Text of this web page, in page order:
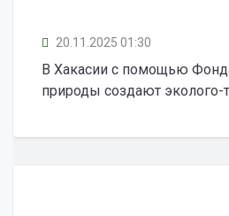
20.11.2025 01:30
В Хакасии с помощью
природы создают эколого-